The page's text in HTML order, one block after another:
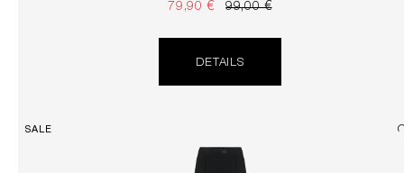
79,90 € 99,00 €
DETAILS
SALE